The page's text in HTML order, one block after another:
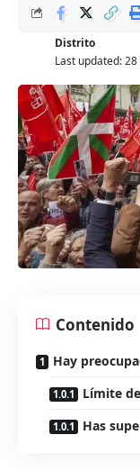
Last updated:
Distrito
Contenido
Hay
Límite
Has